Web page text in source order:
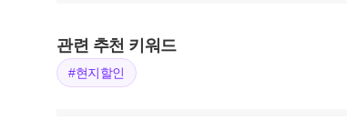
관련 추천 키워드
#현지할인